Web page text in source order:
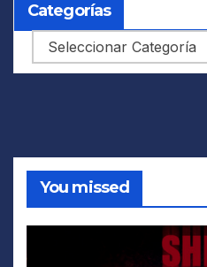
Categorías
Categorías
You missed